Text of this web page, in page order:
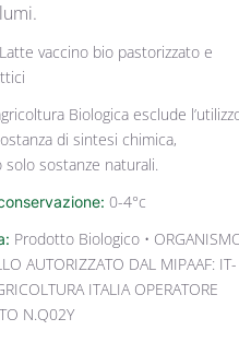
Latte vaccino bio pastorizzato e
Biologica esclude
di sintesi chimica,
sostanze naturali.
0-4°c
Prodotto Biologico •
AUTORIZZATO DAL MIPAAF: IT-
ITALIA OPERATORE
N.Q02Y